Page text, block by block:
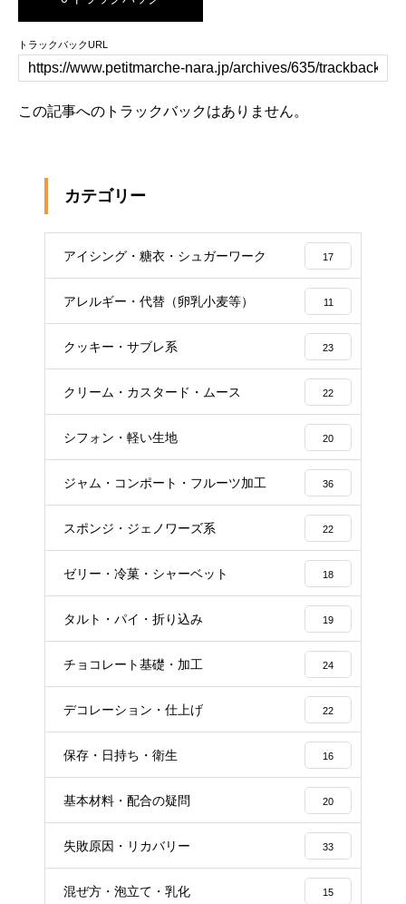
トラックバックURL
この記事へのトラックバックはありません。
カテゴリー
アイシング・糖衣・シュガーワーク 17
アレルギー・代替（卵乳小麦等） 11
クッキー・サブレ系 23
クリーム・カスタード・ムース 22
シフォン・軽い生地 20
ジャム・コンポート・フルーツ加工 36
スポンジ・ジェノワーズ系 22
ゼリー・冷菓・シャーベット 18
タルト・パイ・折り込み 19
チョコレート基礎・加工 24
デコレーション・仕上げ 22
保存・日持ち・衛生 16
基本材料・配合の疑問 20
失敗原因・リカバリー 33
混ぜ方・泡立て・乳化 15